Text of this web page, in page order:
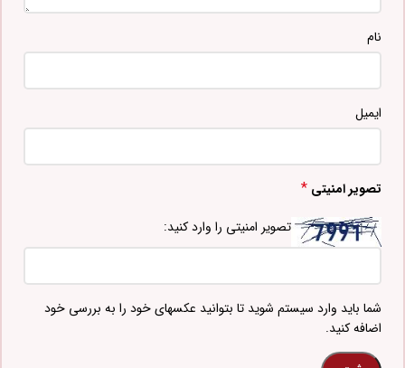
نام
ایمیل
تصویر امنیتی *
تصویر امنیتی را وارد کنید:
شما باید وارد سیستم شوید تا بتوانید عکسهای خود را به بررسی خود
اضافه کنید.